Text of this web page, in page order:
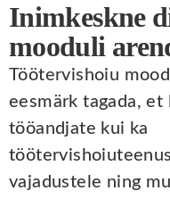
Inimkeskne
mooduli
Töötervishoiu
eesmärk tagada, et
tööandjate kui ka
vajadustele ning